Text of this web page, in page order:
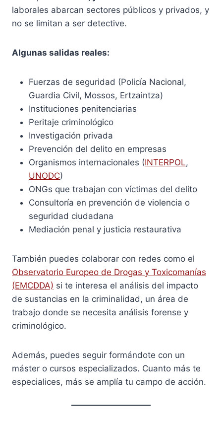
laborales abarcan sectores públicos y privados, y
no se limitan a ser detective.
Algunas salidas reales:
Fuerzas de seguridad (Policía Nacional,
Guardia Civil, Mossos, Ertzaintza)
Instituciones penitenciarias
Peritaje criminológico
Investigación privada
Prevención del delito en empresas
Organismos internacionales (INTERPOL,
UNODC)
ONGs que trabajan con víctimas del delito
Consultoría en prevención de violencia o
seguridad ciudadana
Mediación penal y justicia restaurativa
También puedes colaborar con redes como el
Observatorio Europeo de Drogas y Toxicomanías
(EMCDDA) si te interesa el análisis del impacto
de sustancias en la criminalidad, un área de
trabajo donde se necesita análisis forense y
criminológico.
Además, puedes seguir formándote con un
máster o cursos especializados. Cuanto más te
especialices, más se amplía tu campo de acción.